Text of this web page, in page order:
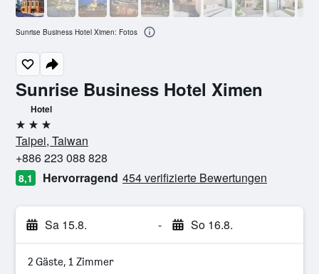
Sunrise Business Hotel Ximen
Hotel
3 Sterne
Taipei, Taiwan
+886 223 088 828
8,1 Hervorragend 454 verifizierte Bewertungen
Sa 15.8. - So 16.8.
2 Gäste, 1 Zimmer
Sunrise Business Hotel Ximen: Fotos